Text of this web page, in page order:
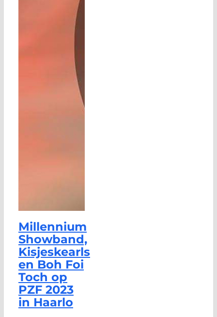
Millennium
Showband,
Kisjeskearls
en Boh Foi
Toch op
PZF 2023
in Haarlo